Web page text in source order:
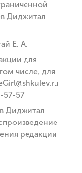
Диджитал
Е. А.
для
числе, для
57-57
Диджитал
редакции